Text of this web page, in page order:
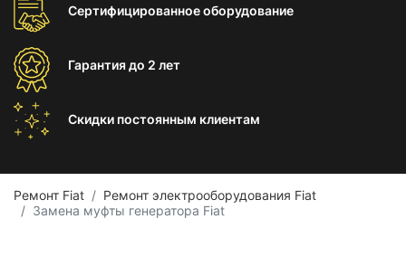
Сертифицированноеоборудование
Гарантиядо 2 лет
Скидки постоянным клиентам
Ремонт Fiat
Ремонт электрооборудования Fiat
Замена муфты генератора Fiat